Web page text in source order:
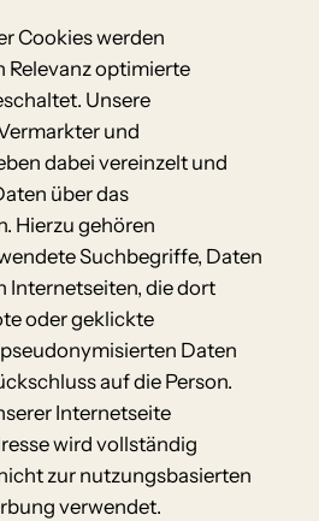
Cookies werden
Relevanz optimierte
Unsere
und
dabei vereinzelt und
über das
Hierzu gehören
Suchbegriffe, Daten
Internetseiten, die dort
oder geklickte
Daten
auf die Person.
Internetseite
wird vollständig
zur nutzungsbasierten
verwendet.